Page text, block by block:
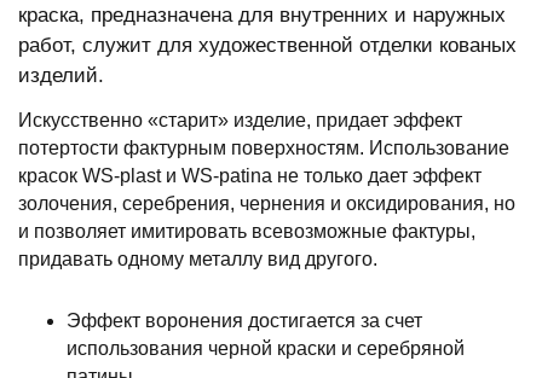
краска, предназначена для внутренних и наружных
работ, служит для художественной отделки кованых
изделий.
Искусственно «старит» изделие, придает эффект
потертости фактурным поверхностям. Использование
красок WS-plast и WS-patina не только дает эффект
золочения, серебрения, чернения и оксидирования, но
и позволяет имитировать всевозможные фактуры,
придавать одному металлу вид другого.
Эффект воронения достигается за счет
использования черной краски и серебряной